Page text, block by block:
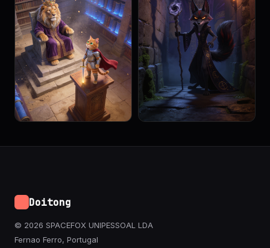
Doitong
© 2026 SPACEFOX UNIPESSOAL LDA
Fernao Ferro, Portugal